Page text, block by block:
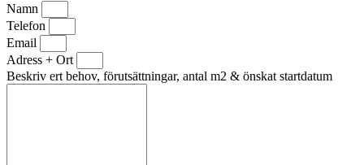
Namn
Telefon
Email
Adress + Ort
Beskriv ert behov, förutsättningar, antal m2 & önskat startdatum